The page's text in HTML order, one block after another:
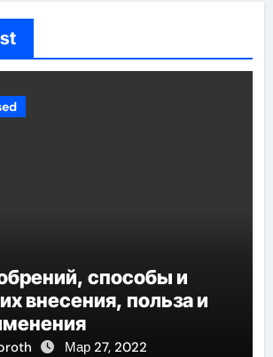
способы и
внесения, польза и
Мар 27, 2022